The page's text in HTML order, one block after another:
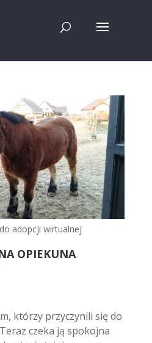
adopcji wirtualnej
OPIEKUNA
którzy przyczynili się do
czeka ją spokojna